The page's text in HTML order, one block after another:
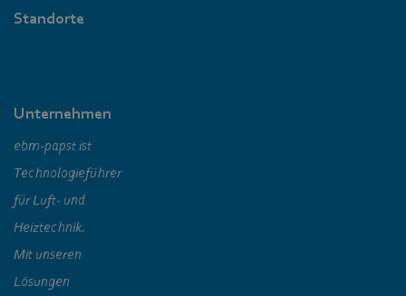
Standorte
Unternehmen
ebm‑papst ist
Technologieführer
für Luft- und
Heiztechnik.
Mit unseren
Lösungen